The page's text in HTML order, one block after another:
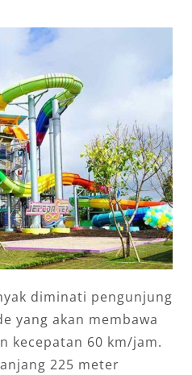
diminati pengunjung
yang akan membawa
kecepatan 60 km/jam.
225 meter